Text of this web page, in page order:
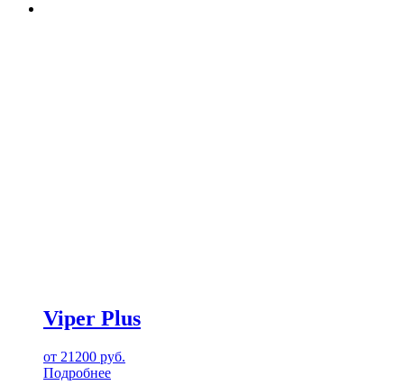
Viper Plus
от 21200 руб.
Подробнее